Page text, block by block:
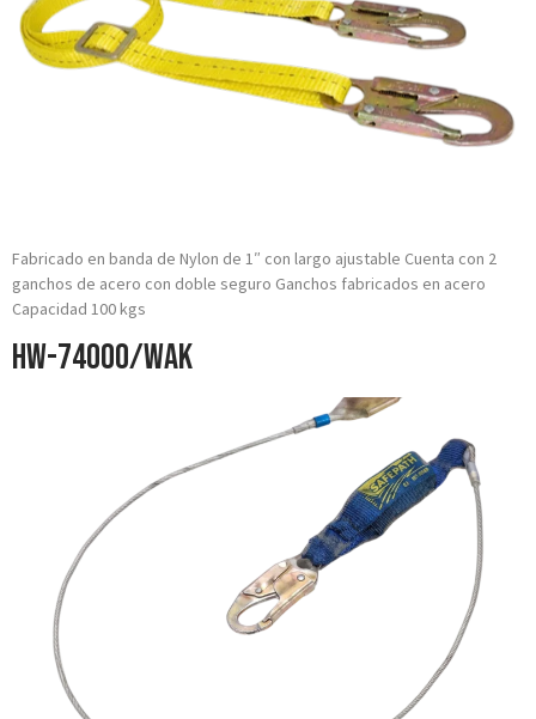
Fabricado en banda de Nylon de 1″ con largo ajustable Cuenta con 2
ganchos de acero con doble seguro Ganchos fabricados en acero
Capacidad 100 kgs
HW-74000/WAK